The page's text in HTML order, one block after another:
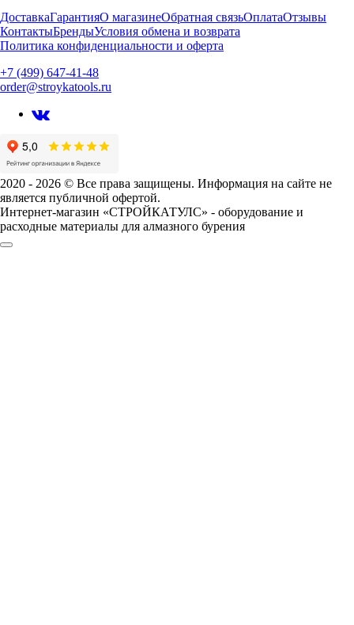
ДоставкаГарантияО магазинеОбратная связьОплатаОтзывы
КонтактыБрендыУсловия обмена и возврата
Политика конфиденциальности и оферта
+7 (499) 647-41-48
order@stroykatools.ru
2020 - 2026 © Все права защищены. Информация на сайте не
является публичной офертой.
Интернет-магазин «СТРОЙКАТУЛС» - оборудование и
расходные материалы для алмазного бурения